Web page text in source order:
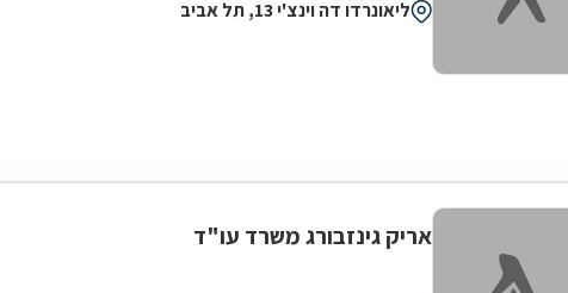
ליאונרדו דה וינצ'י 13, תל אביב
אריק גינזבורג משרד עו"ד